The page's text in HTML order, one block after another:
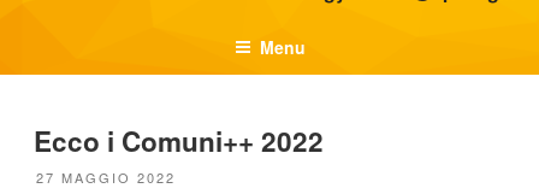
Menu
Ecco i Comuni++ 2022
PUBBLICATO
27 MAGGIO 2022